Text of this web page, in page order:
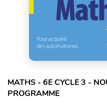
MATHS - 6E CYCLE 3 -
PROGRAMME